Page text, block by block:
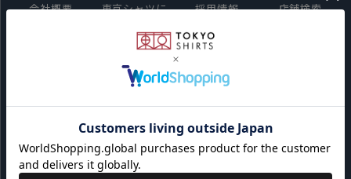
会社概要
東京シャツに
採用情報 店舗検索
ご利用ガイド
サイト利用規約
会員利用規約